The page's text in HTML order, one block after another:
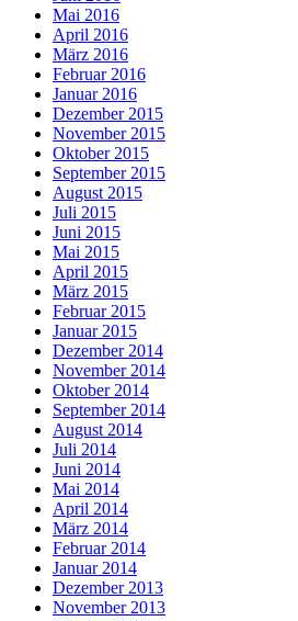
Mai 2016
April 2016
März 2016
Februar 2016
Januar 2016
Dezember 2015
November 2015
Oktober 2015
September 2015
August 2015
Juli 2015
Juni 2015
Mai 2015
April 2015
März 2015
Februar 2015
Januar 2015
Dezember 2014
November 2014
Oktober 2014
September 2014
August 2014
Juli 2014
Juni 2014
Mai 2014
April 2014
März 2014
Februar 2014
Januar 2014
Dezember 2013
November 2013